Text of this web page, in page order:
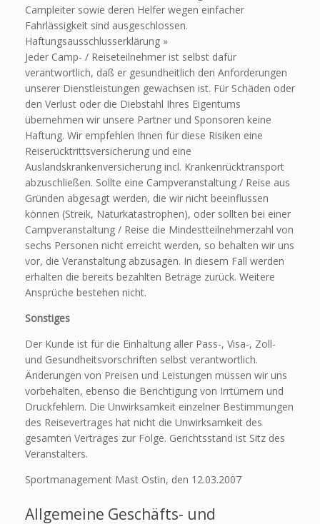
Campleiter sowie deren Helfer wegen einfacher
Fahrlässigkeit sind ausgeschlossen.
Haftungsausschlusserklärung »
Jeder Camp- / Reiseteilnehmer ist selbst dafür
verantwortlich, daß er gesundheitlich den Anforderungen
unserer Dienstleistungen gewachsen ist. Für Schäden oder
den Verlust oder die Diebstahl Ihres Eigentums
übernehmen wir unsere Partner und Sponsoren keine
Haftung. Wir empfehlen Ihnen für diese Risiken eine
Reiserücktrittsversicherung und eine
Auslandskrankenversicherung incl. Krankenrücktransport
abzuschließen. Sollte eine Campveranstaltung / Reise aus
Gründen abgesagt werden, die wir nicht beeinflussen
können (Streik, Naturkatastrophen), oder sollten bei einer
Campveranstaltung / Reise die Mindestteilnehmerzahl von
sechs Personen nicht erreicht werden, so behalten wir uns
vor, die Veranstaltung abzusagen. In diesem Fall werden
erhalten die bereits bezahlten Beträge zurück. Weitere
Ansprüche bestehen nicht.
Sonstiges
Der Kunde ist für die Einhaltung aller Pass-, Visa-, Zoll-
und Gesundheitsvorschriften selbst verantwortlich.
Änderungen von Preisen und Leistungen müssen wir uns
vorbehalten, ebenso die Berichtigung von Irrtümern und
Druckfehlern. Die Unwirksamkeit einzelner Bestimmungen
des Reisevertrages hat nicht die Unwirksamkeit des
gesamten Vertrages zur Folge. Gerichtsstand ist Sitz des
Veranstalters.
Sportmanagement Mast Ostin, den 12.03.2007
Allgemeine Geschäfts- und